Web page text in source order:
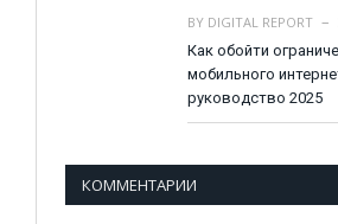
BY DIGITAL REPORT
Как обойти
мобильного
руководство 2025
КОММЕНТАРИИ